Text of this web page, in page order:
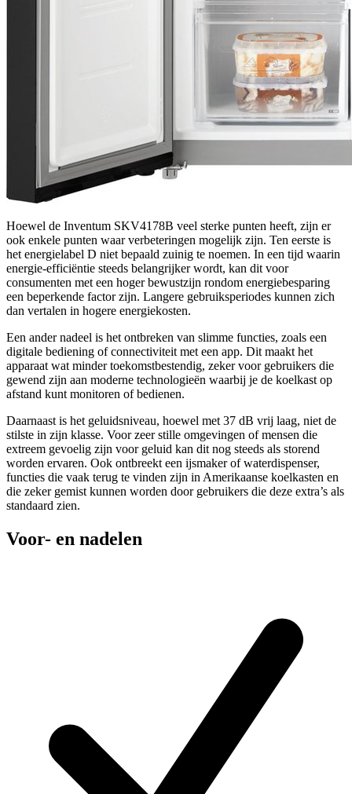
Hoewel de Inventum SKV4178B veel sterke punten heeft, zijn er
ook enkele punten waar verbeteringen mogelijk zijn. Ten eerste is
het energielabel D niet bepaald zuinig te noemen. In een tijd waarin
energie-efficiëntie steeds belangrijker wordt, kan dit voor
consumenten met een hoger bewustzijn rondom energiebesparing
een beperkende factor zijn. Langere gebruiksperiodes kunnen zich
dan vertalen in hogere energiekosten.
Een ander nadeel is het ontbreken van slimme functies, zoals een
digitale bediening of connectiviteit met een app. Dit maakt het
apparaat wat minder toekomstbestendig, zeker voor gebruikers die
gewend zijn aan moderne technologieën waarbij je de koelkast op
afstand kunt monitoren of bedienen.
Daarnaast is het geluidsniveau, hoewel met 37 dB vrij laag, niet de
stilste in zijn klasse. Voor zeer stille omgevingen of mensen die
extreem gevoelig zijn voor geluid kan dit nog steeds als storend
worden ervaren. Ook ontbreekt een ijsmaker of waterdispenser,
functies die vaak terug te vinden zijn in Amerikaanse koelkasten en
die zeker gemist kunnen worden door gebruikers die deze extra’s als
standaard zien.
Voor- en nadelen